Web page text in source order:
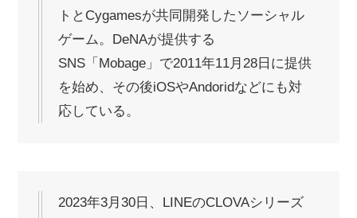
トとCygamesが共同開発したソーシャル
ゲーム。DeNAが提供する
SNS「Mobage」で2011年11月28日に提供
を始め、その後iOSやAndoridなどにも対
応している。
2023年3月30日、LINEのCLOVAシリーズ